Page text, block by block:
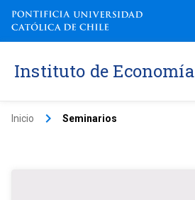
Instituto de Economía
Inicio keyboard_arrow_right Seminarios